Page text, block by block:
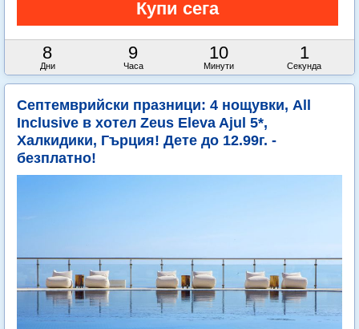
8
Дни
9
Часа
10
Минути
0
Секунди
Септемврийски празници: 4 нощувки, All
Inclusive в хотел Zeus Eleva Ajul 5*,
Халкидики, Гърция! Дете до 12.99г. -
безплатно!